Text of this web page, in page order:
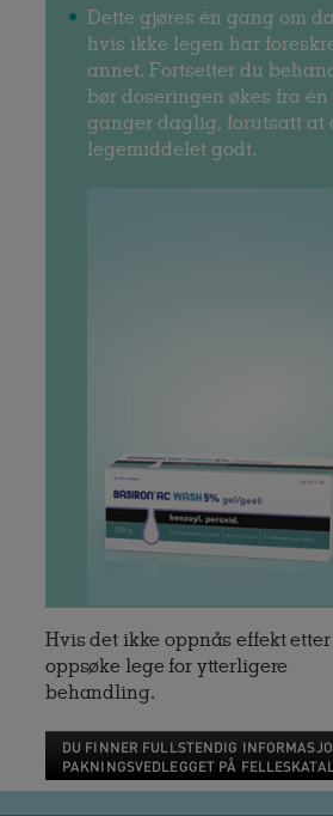
Dette gjøres én gang om
hvis ikke legen har
annet. Fortsetter du
bør doseringen økes fra
ganger daglig, forutsatt at
legemiddelet godt.
Hvis det ikke oppnås effekt etter
oppsøke lege for ytterligere
behandling.
DU FINNER FULLSTENDIG
PAKNINGSVEDLEGGET PÅ